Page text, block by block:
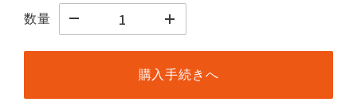
数量
購入手続きへ